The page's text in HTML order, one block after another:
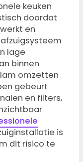
keuken
doordat
en
lage
binnen
omzetten
gebeurt
en filters,
is
dit risico te